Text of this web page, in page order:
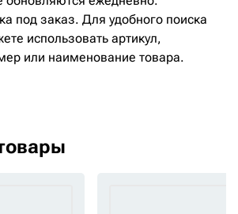
под заказ. Для удобного поиска
использовать артикул,
или наименование товара.